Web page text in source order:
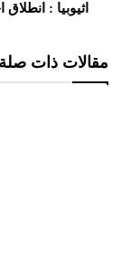
اثيوبيا :
مقالات ذات صلة